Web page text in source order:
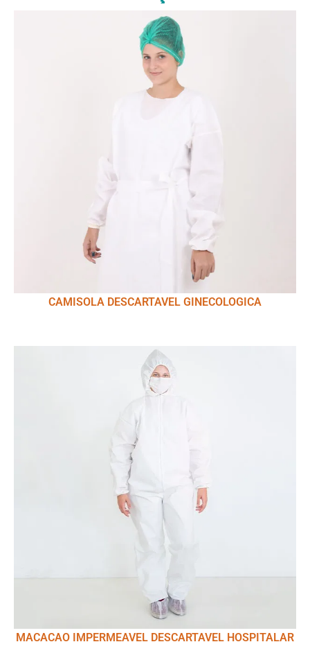
CAMISOLA DESCARTAVEL GINECOLOGICA
MACACAO IMPERMEAVEL DESCARTAVEL HOSPITALAR